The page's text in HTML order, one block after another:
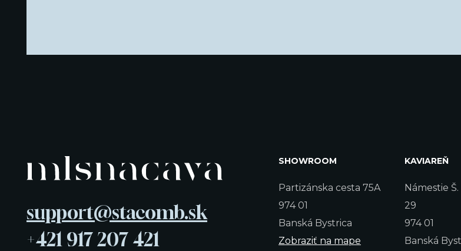
support@stacomb.sk
+421 917 207 421
SHOWROOM
Partizánska cesta 75A
974 01
Banská Bystrica
Zobraziť na mape
KAVIAREŇ
Námestie Š.
29
974 01
Banská